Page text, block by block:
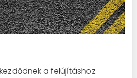
a felújításhoz